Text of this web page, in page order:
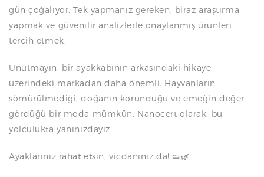
gün çoğalıyor. Tek yapmanız gereken, biraz araştırma
yapmak ve güvenilir analizlerle onaylanmış ürünleri
tercih etmek.
Unutmayın, bir ayakkabının arkasındaki hikaye,
üzerindeki markadan daha önemli. Hayvanların
sömürülmediği, doğanın korunduğu ve emeğin değer
gördüğü bir moda mümkün. Nanocert olarak, bu
yolculukta yanınızdayız.
Ayaklarınız rahat etsin, vicdanınız da! 👟🌿